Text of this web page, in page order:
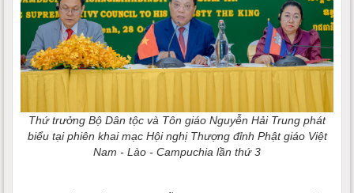
Thứ trưởng Bộ Dân tộc và Tôn giáo Nguyễn Hải Trung phát
biểu tại phiên khai mạc Hội nghị Thượng đỉnh Phật giáo Việt
Nam - Lào - Campuchia lần thứ 3